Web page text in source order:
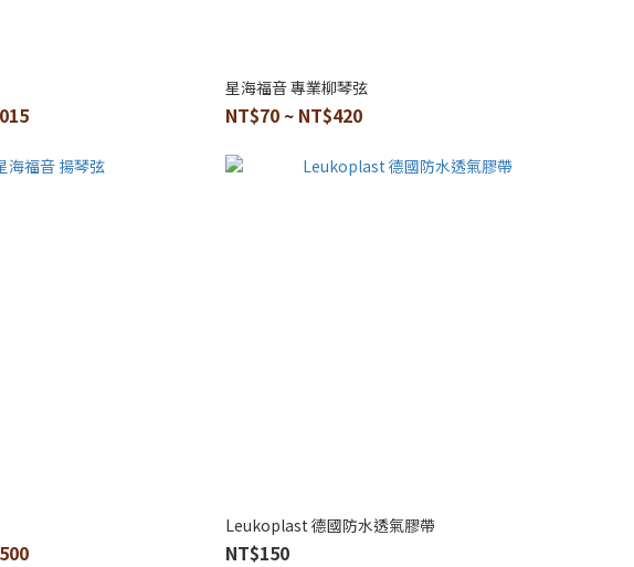
星海福音 專業柳琴弦
NT$70 ~ NT$420
Leukoplast 德國防水透氣膠帶
NT$150